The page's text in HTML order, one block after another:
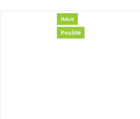
Akce
Použité